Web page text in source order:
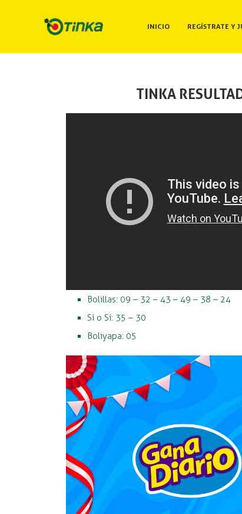
INICIO REGÍSTRATE Y
TINKA
Bolillas: 09 – 32 – 43 – 49 – 38 – 24
Sí o Sí: 35 – 30
Boliyapa: 05